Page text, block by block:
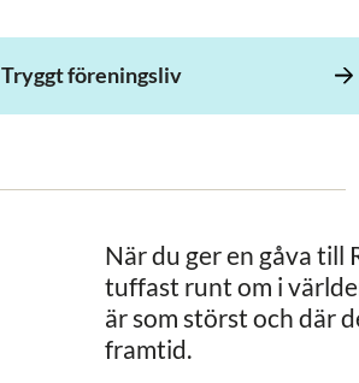
Tryggt föreningsliv
När du ger en gåva till
tuffast runt om i
är som störst och där
framtid.